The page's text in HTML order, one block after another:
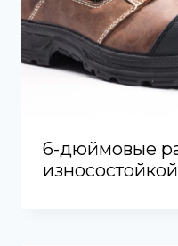
6-дюймовые